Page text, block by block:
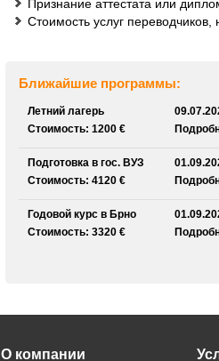
Признание аттестата или
Стоимость услуг
Ближайшие программы:
Летний лагерь
Стоимость: 1200 €
Подготовка в гос. ВУЗ
Стоимость: 4120 €
Годовой курс в Брно
Стоимость: 3320 €
О компании